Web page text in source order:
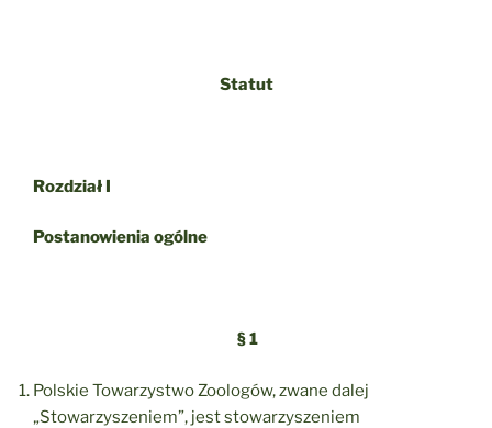
Statut
Rozdział I
Postanowienia ogólne
§ 1
Polskie Towarzystwo Zoologów, zwane dalej
„Stowarzyszeniem”, jest stowarzyszeniem